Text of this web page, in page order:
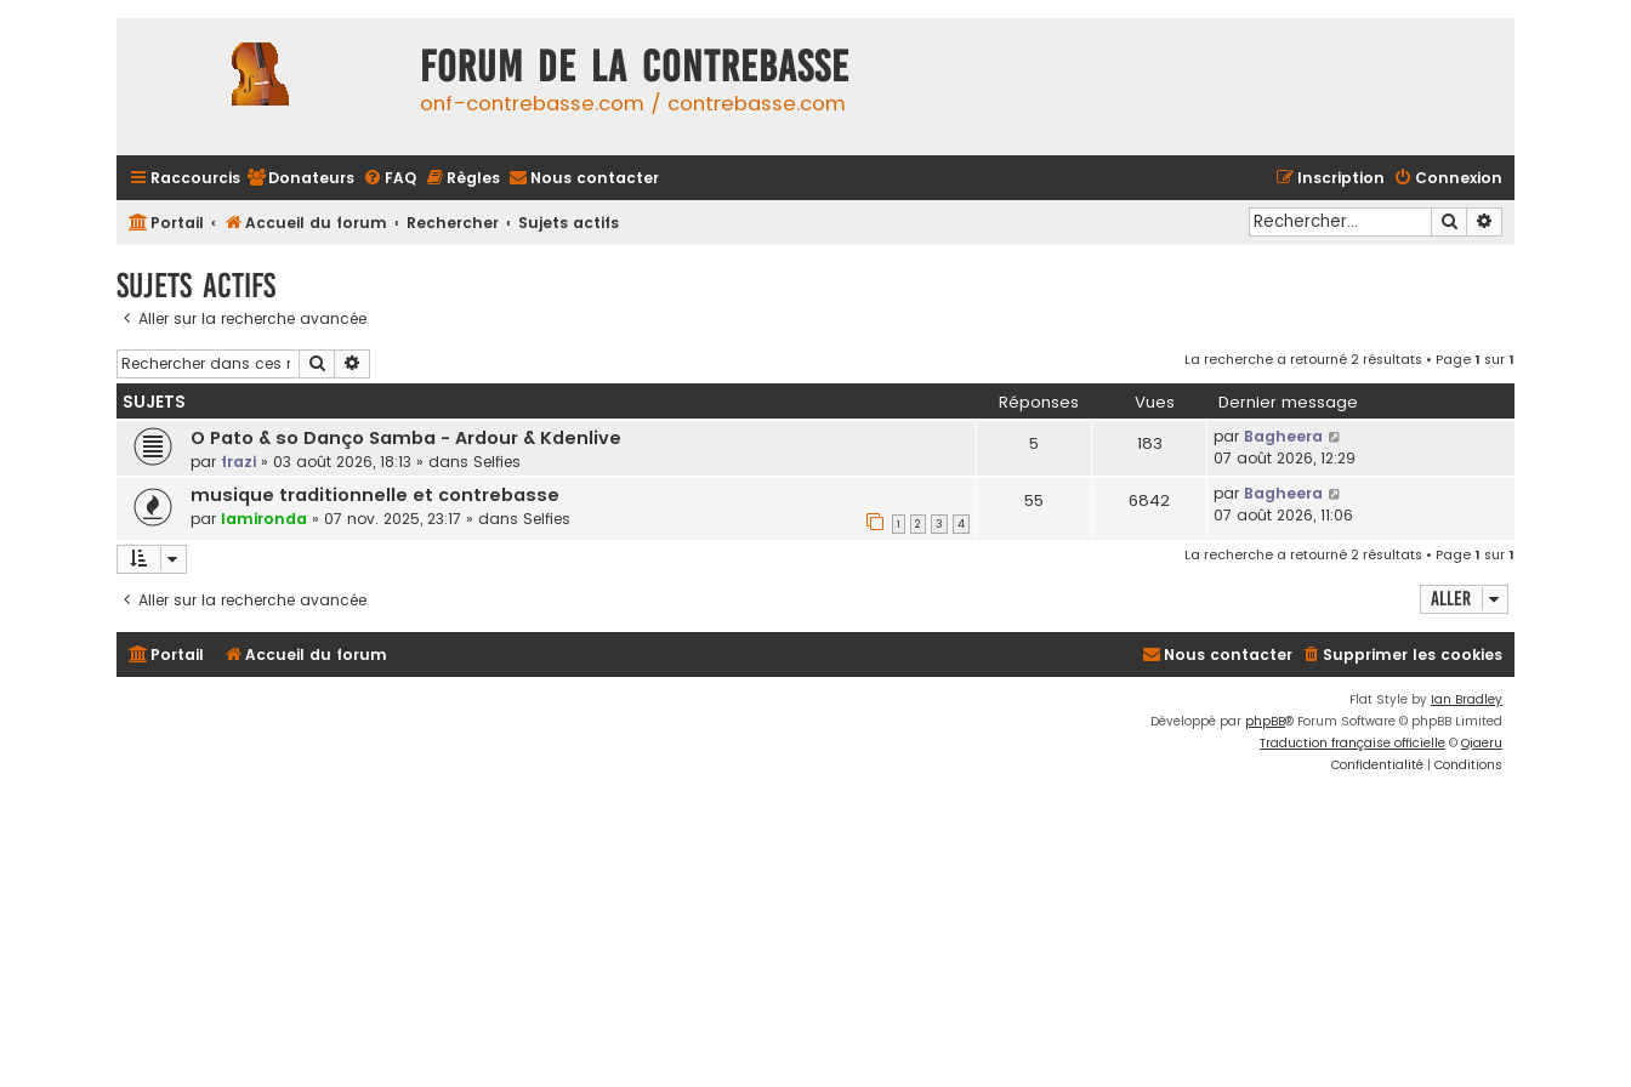
FORUM DE LA CONTREBASSE
onf-contrebasse.com / contrebasse.com
Raccourcis Donateurs FAQ Règles Nous contacter Connexion
Inscription
Portail Accueil du forum Rechercher Sujets actifs Rechercher
Sujets actifs
Aller sur la recherche avancée
Rechercher La recherche a retourné 2 résultats • Page1 sur1
SUJETS Réponses Vues Dernier message
O Pato & so Danço Samba - Ardour & Kdenlive
par frazi » 03 août 2026, 18:13 » dans Selfies
5 183 par Bagheera
07 août 2026, 12:29
musique traditionnelle et contrebasse
par lamironda » 07 nov. 2025, 23:17 » dans Selfies 1 2 3 4
55 6842 par Bagheera
07 août 2026, 11:06
La recherche a retourné 2 résultats • Page1 sur1
Aller sur la recherche avancée Aller
Portail Accueil du forum Supprimer les cookies
Nous contacter
Flat Style by Ian Bradley
Développé par phpBB® Forum Software © phpBB Limited
Traduction française officielle © Qiaeru
Confidentialité | Conditions